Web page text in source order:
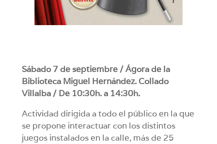
Sábado 7 de septiembre / Ágora de la
Biblioteca Miguel Hernández. Collado
Villalba / De 10:30h. a 14:30h.
Actividad dirigida a todo el público en la que
se propone interactuar con los distintos
juegos instalados en la calle, más de 25